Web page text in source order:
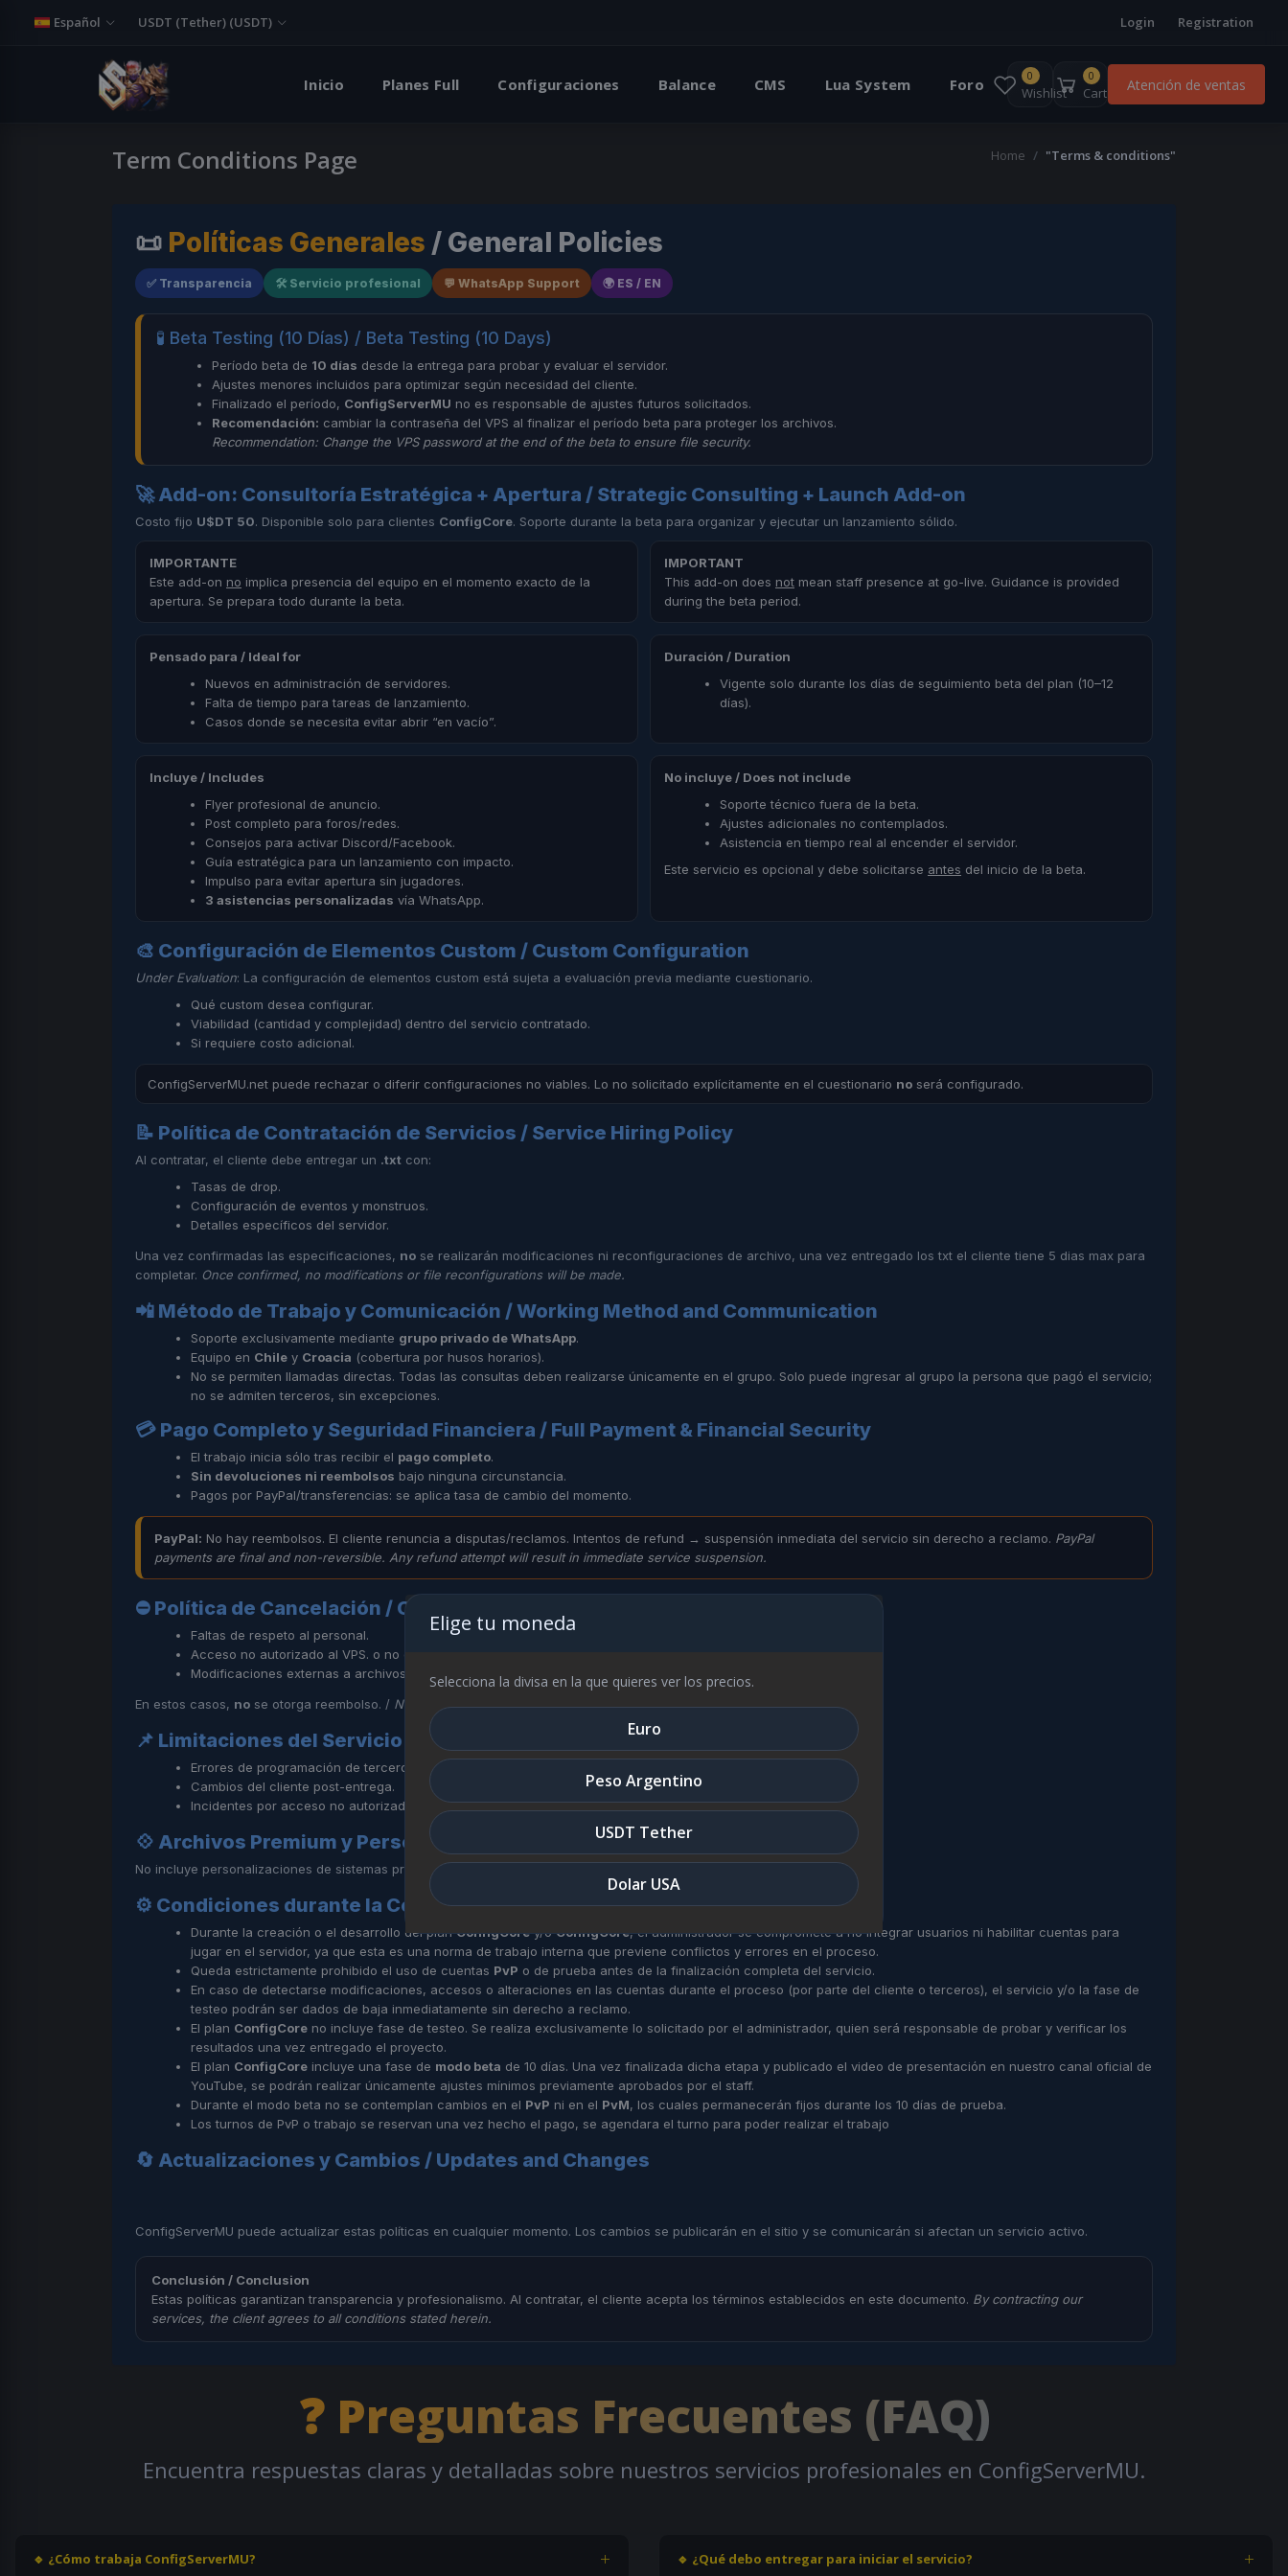
Elige tu moneda
Selecciona la divisa en la que quieres ver los precios.
Euro
Peso Argentino
USDT Tether
Dolar USA
Español USDT (Tether) (USDT) Login Registration
Inicio Planes Full Configuraciones Balance CMS Lua System Foro 0
Wishlist
0
Cart Atención de ventas
Term Conditions Page Home "Terms & conditions"
📜 Políticas Generales / General Policies
✅ Transparencia 🛠️ Servicio profesional 💬 WhatsApp Support 🌍 ES / EN
🧪 Beta Testing (10 Días) / Beta Testing (10 Days)
Período beta de 10 días desde la entrega para probar y evaluar el servidor.
Ajustes menores incluidos para optimizar según necesidad del cliente.
Finalizado el período, ConfigServerMU no es responsable de ajustes futuros solicitados.
Recomendación: cambiar la contraseña del VPS al finalizar el período beta para proteger los archivos.
Recommendation: Change the VPS password at the end of the beta to ensure file security.
🚀 Add-on: Consultoría Estratégica + Apertura / Strategic Consulting + Launch Add-on
Costo fijo U$DT 50. Disponible solo para clientes ConfigCore. Soporte durante la beta para organizar y ejecutar un lanzamiento sólido.
IMPORTANTE
Este add-on no implica presencia del equipo en el momento exacto de la
apertura. Se prepara todo durante la beta.
IMPORTANT
This add-on does not mean staff presence at go-live. Guidance is provided
during the beta period.
Pensado para / Ideal for
Nuevos en administración de servidores.
Falta de tiempo para tareas de lanzamiento.
Casos donde se necesita evitar abrir “en vacío”.
Duración / Duration
Vigente solo durante los días de seguimiento beta del plan (10–12
días).
Incluye / Includes
Flyer profesional de anuncio.
Post completo para foros/redes.
Consejos para activar Discord/Facebook.
Guía estratégica para un lanzamiento con impacto.
Impulso para evitar apertura sin jugadores.
3 asistencias personalizadas vía WhatsApp.
No incluye / Does not include
Soporte técnico fuera de la beta.
Ajustes adicionales no contemplados.
Asistencia en tiempo real al encender el servidor.
Este servicio es opcional y debe solicitarse antes del inicio de la beta.
🎨 Configuración de Elementos Custom / Custom Configuration
Under Evaluation: La configuración de elementos custom está sujeta a evaluación previa mediante cuestionario.
Qué custom desea configurar.
Viabilidad (cantidad y complejidad) dentro del servicio contratado.
Si requiere costo adicional.
ConfigServerMU.net puede rechazar o diferir configuraciones no viables. Lo no solicitado explícitamente en el cuestionario no será configurado.
📝 Política de Contratación de Servicios / Service Hiring Policy
Al contratar, el cliente debe entregar un .txt con:
Tasas de drop.
Configuración de eventos y monstruos.
Detalles específicos del servidor.
Una vez confirmadas las especificaciones, no se realizarán modificaciones ni reconfiguraciones de archivo, una vez entregado los txt el cliente tiene 5 dias max para
completar. Once confirmed, no modifications or file reconfigurations will be made.
📲 Método de Trabajo y Comunicación / Working Method and Communication
Soporte exclusivamente mediante grupo privado de WhatsApp.
Equipo en Chile y Croacia (cobertura por husos horarios).
No se permiten llamadas directas. Todas las consultas deben realizarse únicamente en el grupo. Solo puede ingresar al grupo la persona que pagó el servicio;
no se admiten terceros, sin excepciones.
💳 Pago Completo y Seguridad Financiera / Full Payment & Financial Security
El trabajo inicia sólo tras recibir el pago completo.
Sin devoluciones ni reembolsos bajo ninguna circunstancia.
Pagos por PayPal/transferencias: se aplica tasa de cambio del momento.
PayPal: No hay reembolsos. El cliente renuncia a disputas/reclamos. Intentos de refund → suspensión inmediata del servicio sin derecho a reclamo. PayPal
payments are final and non-reversible. Any refund attempt will result in immediate service suspension.
⛔ Política de Cancelación / Cancellation Policy
Faltas de respeto al personal.
Acceso no autorizado al VPS. o no dar accesso directo a Remoto (RDP)
Modificaciones externas a archivos configurados.
En estos casos, no se otorga reembolso. / No refunds will be granted.
📌 Limitaciones del Servicio / Service Limitations
Errores de programación de terceros.
Cambios del cliente post-entrega.
Incidentes por acceso no autorizado al VPS.
💠 Archivos Premium y Personalizaciones / Premium Files & Customizations
No incluye personalizaciones de sistemas premium. Para diseños/funciones avanzadas se requiere un nuevo acuerdo.
⚙️ Condiciones durante la Configuración / Setup Conditions
Durante la creación o el desarrollo del planConfigCorey/oConfigCore, el administrador se compromete a no integrar usuarios ni habilitar cuentas para
jugar en el servidor, ya que esta es una norma de trabajo interna que previene conflictos y errores en el proceso.
Queda estrictamente prohibido el uso de cuentas PvP o de prueba antes de la finalización completa del servicio.
En caso de detectarse modificaciones, accesos o alteraciones en las cuentas durante el proceso (por parte del cliente o terceros), el servicio y/o la fase de
testeo podrán ser dados de baja inmediatamente sin derecho a reclamo.
El plan ConfigCore no incluye fase de testeo. Se realiza exclusivamente lo solicitado por el administrador, quien será responsable de probar y verificar los
resultados una vez entregado el proyecto.
El plan ConfigCore incluye una fase de modo beta de 10 días. Una vez finalizada dicha etapa y publicado el video de presentación en nuestro canal oficial de
YouTube, se podrán realizar únicamente ajustes mínimos previamente aprobados por el staff.
Durante el modo beta no se contemplan cambios en el PvP ni en el PvM, los cuales permanecerán fijos durante los 10 días de prueba.
Los turnos de PvP o trabajo se reservan una vez hecho el pago, se agendara el turno para poder realizar el trabajo
🔄 Actualizaciones y Cambios / Updates and Changes
ConfigServerMU puede actualizar estas políticas en cualquier momento. Los cambios se publicarán en el sitio y se comunicarán si afectan un servicio activo.
Conclusión / Conclusion
Estas políticas garantizan transparencia y profesionalismo. Al contratar, el cliente acepta los términos establecidos en este documento. By contracting our
services, the client agrees to all conditions stated herein.
❓ Preguntas Frecuentes (FAQ)
Encuentra respuestas claras y detalladas sobre nuestros servicios profesionales en ConfigServerMU.
🔹 ¿Cómo trabaja ConfigServerMU?
🔹 ¿Qué debo entregar para iniciar el servicio?